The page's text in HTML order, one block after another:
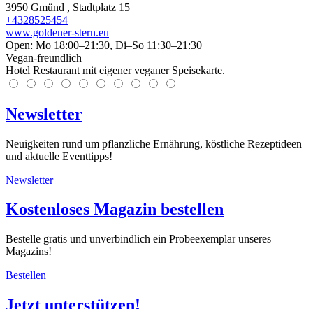
3950 Gmünd , Stadtplatz 15
+4328525454
www.goldener-stern.eu
Open: Mo 18:00–21:30, Di–So 11:30–21:30
Vegan-freundlich
Hotel Restaurant mit eigener veganer Speisekarte.
Newsletter
Neuigkeiten rund um pflanzliche Ernährung, köstliche Rezeptideen
und aktuelle Eventtipps!
Newsletter
Kostenloses Magazin bestellen
Bestelle gratis und unverbindlich ein Probeexemplar unseres
Magazins!
Bestellen
Jetzt unterstützen!